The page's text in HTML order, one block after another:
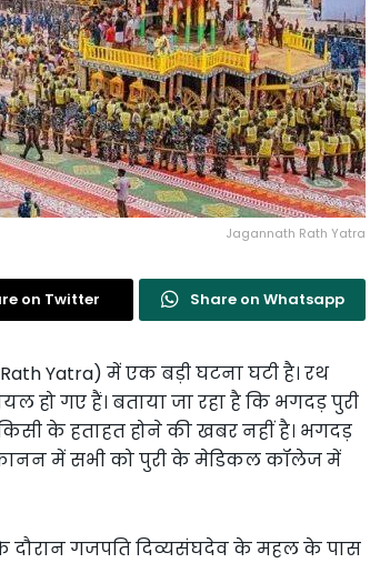
Jagannath Rath Yatra
on Twitter Share on Whatsapp
Yatra) में एक बड़ी घटना घटी है। रथ
हो गए हैं। बताया जा रहा है कि भगदड़ पुरी
के हताहत होने की खबर नहीं है। भगदड़
में सभी को पुरी के मेडिकल कॉलेज में
के दौरान गजपति दिव्यसंघदेव के महल के पास